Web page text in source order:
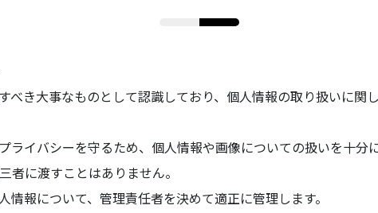
き大事なものとして認識しており、個人情報の取り扱いに関
イバシーを守るため、個人情報や画像についての扱いを十分
者に渡すことはありません。
報について、管理責任者を決めて適正に管理します。